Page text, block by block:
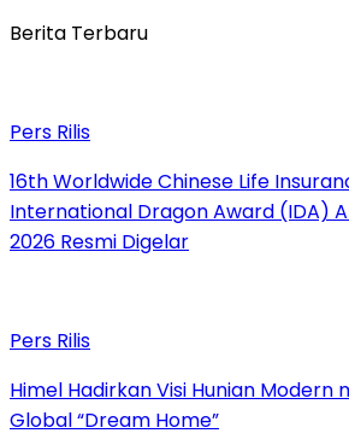
Berita Terbaru
Pers Rilis
16th Worldwide Chinese Life
International Dragon Award (IDA)
2026 Resmi Digelar
Pers Rilis
Himel Hadirkan Visi Hunian Modern
Global “Dream Home”